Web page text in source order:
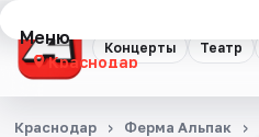
Концерты Театр
Меню
Краснодар
Концерты
Краснодар Ферма Альпак